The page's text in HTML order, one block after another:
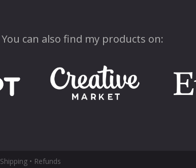
You can also find my products on:
Shipping • Refunds